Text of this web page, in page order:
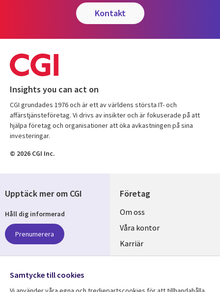
kontakt
Insights you can act on
CGI grundades 1976 och är ett av världens största IT- och
affärstjänsteföretag. Vi drivs av insikter och är fokuserade på att
hjälpa företag och organisationer att öka avkastningen på sina
investeringar.
© 2026 CGI Inc.
Företag
Useful
links
SWEDEN
Om oss
Våra kontor
Karriär
Hållbarhet
Upptäck mer om CGI
Håll dig informerad
Prenumerera
Följ oss
Samtycke till cookies